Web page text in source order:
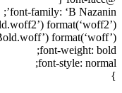
font-family: ‘B Nazanin’;
format(‘woff2’),
format(‘woff’);
font-weight: bold;
font-style: normal;
}